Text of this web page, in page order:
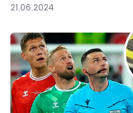
21.06.2024